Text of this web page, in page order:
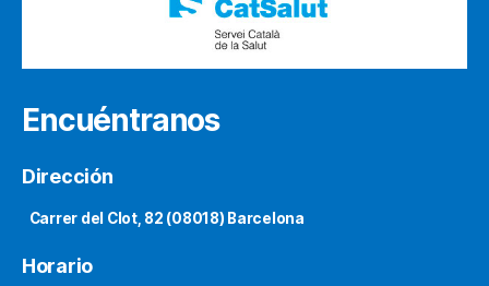
Encuéntranos
Dirección
Carrer del Clot, 82 (08018) Barcelona
Horario